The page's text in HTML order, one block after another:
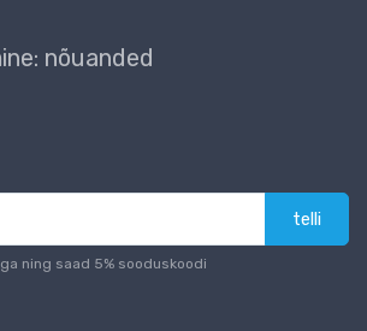
nõuanded
telli
ning saad 5% sooduskoodi